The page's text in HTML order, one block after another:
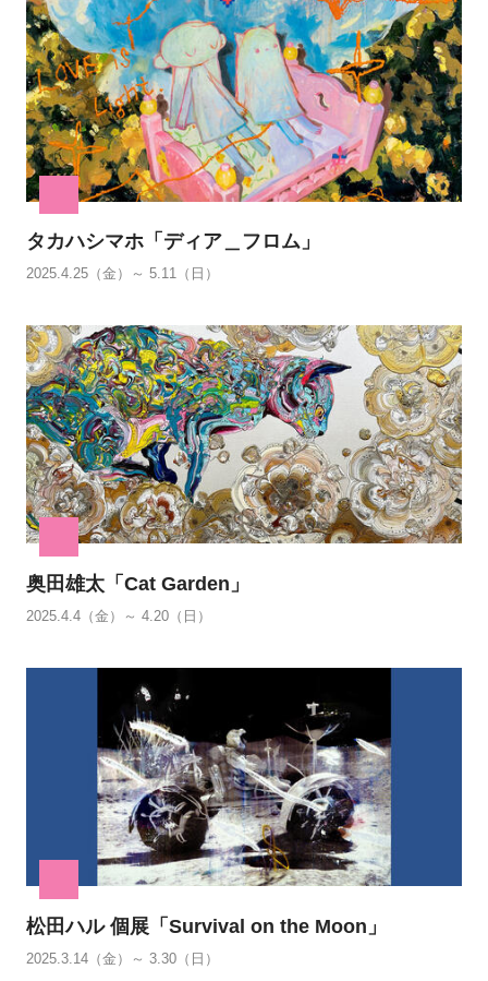
タカハシマホ「ディア＿フロム」
2025.4.25（金）～ 5.11（日）
奥田雄太「Cat Garden」
2025.4.4（金）～ 4.20（日）
松田ハル 個展「Survival on the Moon」
2025.3.14（金）～ 3.30（日）